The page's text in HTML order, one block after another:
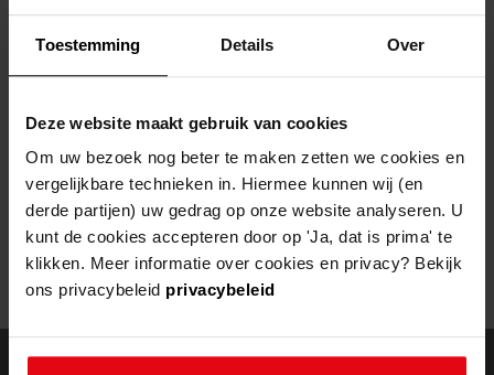
Toestemming Details Over
Deze website maakt gebruik van cookies
Om uw bezoek nog beter te maken zetten we cookies en
vergelijkbare technieken in. Hiermee kunnen wij (en
derde partijen) uw gedrag op onze website analyseren. U
kunt de cookies accepteren door op 'Ja, dat is prima' te
klikken. Meer informatie over cookies en privacy? Bekijk
ons privacybeleid privacybeleid
Helaas, er is een fout opgetreden
Mogelijk kunt u deze pagina niet bezoeken door:
een verouderde bladwijzer/favoriet
een zoekmachine heeft eenverouderde lijst van de website
eenfout getyptadres